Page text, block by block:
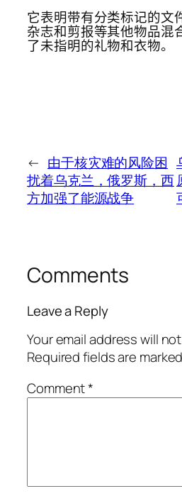
它表明带有分类标记的文
杂志和剪报等其他物品混
了未指明的礼物和衣物。
← 由于核灾难的风险困
扰着乌克兰，俄罗斯，西
方加强了能源战争
Comments
Leave a Reply
Your email address will
Required fields are
Comment*